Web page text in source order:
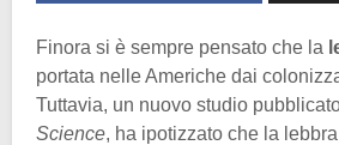
Finora si è sempre pensato che la
portata nelle Americhe dai
Tuttavia, un nuovo studio
Science, ha ipotizzato che la